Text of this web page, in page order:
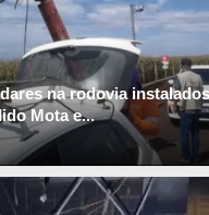
na rodovia
Mota e...